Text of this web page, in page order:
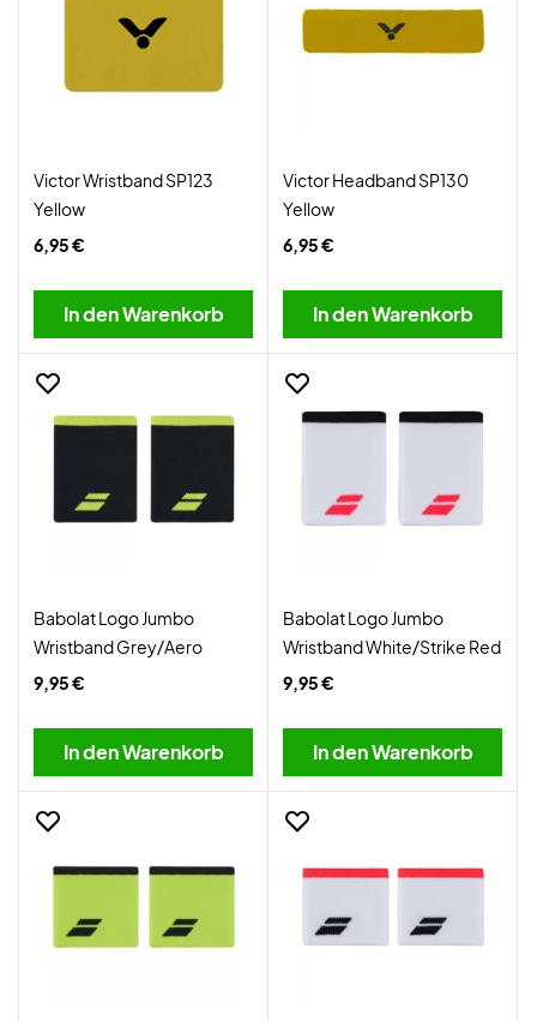
Victor Wristband SP123
Yellow
6,95 €
In den Warenkorb
Victor Headband SP130
Yellow
6,95 €
In den Warenkorb
Babolat Logo Jumbo
Wristband Grey/Aero
9,95 €
In den Warenkorb
Babolat Logo Jumbo
Wristband White/Strike Red
9,95 €
In den Warenkorb